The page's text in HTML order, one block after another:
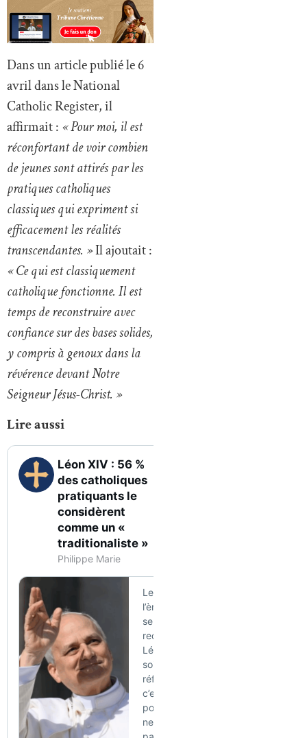
Dans un article publié le 6
avril dans le National
Catholic Register, il
affirmait : « Pour moi, il est
réconfortant de voir combien
de jeunes sont attirés par les
pratiques catholiques
classiques qui expriment si
efficacement les réalités
transcendantes. »Il ajoutait :
« Ce qui est classiquement
catholique fonctionne. Il est
temps de reconstruire avec
confiance sur des bases solides,
y compris à genoux dans la
révérence devant Notre
Seigneur Jésus-Christ. »
Lire aussi